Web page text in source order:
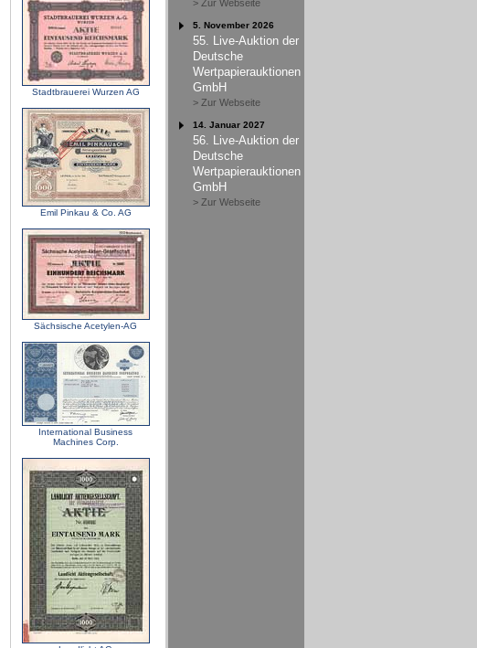
Stadtbrauerei Wurzen AG
Emil Pinkau & Co. AG
Sächsische Acetylen-AG
International Business
Machines Corp.
> Zur Webseite
5. November 2026
55. Live-Auktion der
Deutsche
Wertpapierauktionen
GmbH
> Zur Webseite
14. Januar 2027
56. Live-Auktion der
Deutsche
Wertpapierauktionen
GmbH
> Zur Webseite